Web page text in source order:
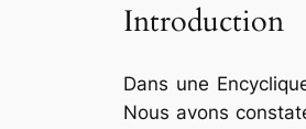
Introduction
Dans une
Nous avons